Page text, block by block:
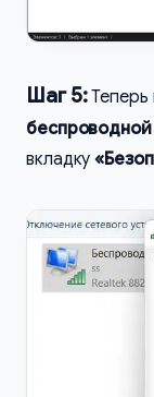
Шаг 5:
вкладку